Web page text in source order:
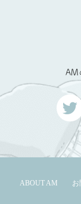
AM
ABOUT AM お